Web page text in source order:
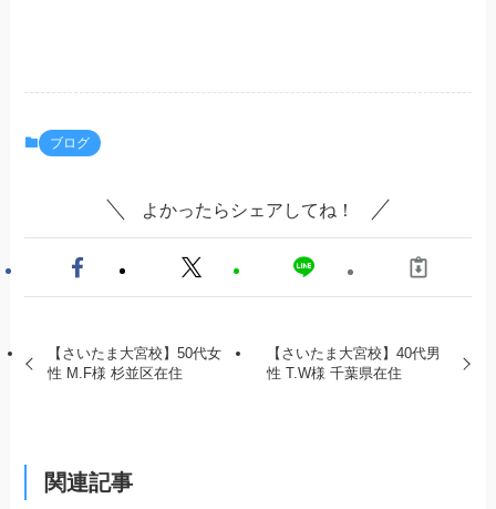
ブログ
よかったらシェアしてね！
【さいたま大宮校】50代女
性 M.F様 杉並区在住
【さいたま大宮校】40代男
性 T.W様 千葉県在住
関連記事